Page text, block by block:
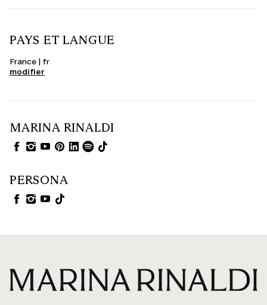
PAYS ET LANGUE
France | fr
modifier
MARINA RINALDI
PERSONA